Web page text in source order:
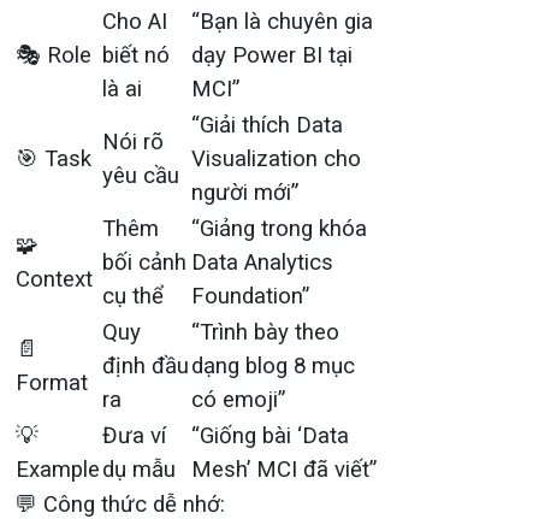
🎭 Role
Cho AI
biết nó
là ai
“Bạn là chuyên gia
dạy Power BI tại
MCI”
🎯 Task
Nói rõ
yêu cầu
“Giải thích Data
Visualization cho
người mới”
🧩
Context
Thêm
bối cảnh
cụ thể
“Giảng trong khóa
Data Analytics
Foundation”
📄
Format
Quy
định đầu
ra
“Trình bày theo
dạng blog 8 mục
có emoji”
💡
Example
Đưa ví
dụ mẫu
“Giống bài ‘Data
Mesh’ MCI đã viết”
💬 Công thức dễ nhớ: